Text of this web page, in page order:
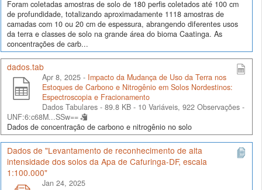
Foram coletadas amostras de solo de 180 perfis coletados até 100 cm
de profundidade, totalizando aproximadamente 1118 amostras de
camadas com 10 ou 20 cm de espessura, abrangendo diferentes usos
da terra e classes de solo na grande área do bioma Caatinga. As
concentrações de carb...
dados.tab
Apr 8, 2025 - Impacto da Mudança de Uso da Terra nos
Estoques de Carbono e Nitrogênio em Solos Nordestinos:
Espectroscopia e Fracionamento
Dados Tabulares - 89.8 KB - 10 Variáveis, 922 Observações -
UNF:6:c68M...SSw==
Dados de concentração de carbono e nitrogênio no solo
Dados de "Levantamento de reconhecimento de alta
intensidade dos solos da Apa de Cafuringa-DF, escala
1:100.000"
Jan 24, 2025